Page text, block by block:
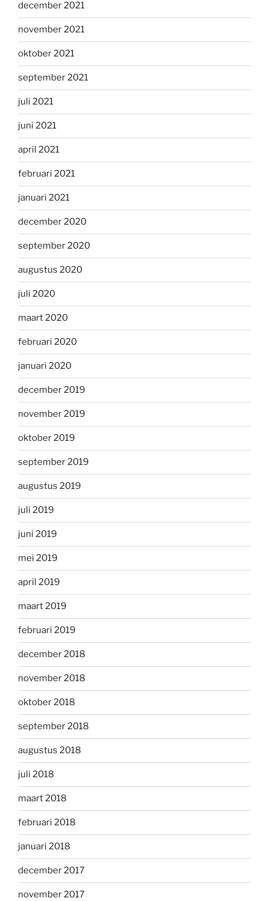
december 2021
november 2021
oktober 2021
september 2021
juli 2021
juni 2021
april 2021
februari 2021
januari 2021
december 2020
september 2020
augustus 2020
juli 2020
maart 2020
februari 2020
januari 2020
december 2019
november 2019
oktober 2019
september 2019
augustus 2019
juli 2019
juni 2019
mei 2019
april 2019
maart 2019
februari 2019
december 2018
november 2018
oktober 2018
september 2018
augustus 2018
juli 2018
maart 2018
februari 2018
januari 2018
december 2017
november 2017